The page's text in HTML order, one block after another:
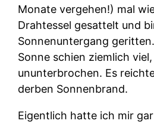
Monate vergehen!) mal
Drahtessel gesattelt und
Sonnenuntergang
Sonne schien ziemlich
ununterbrochen. Es
derben Sonnenbrand.
Eigentlich hatte ich mir